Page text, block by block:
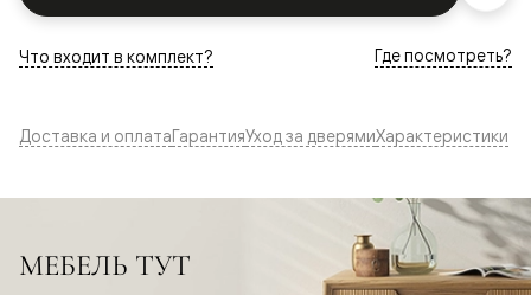
Что входит в комплект? Где посмотреть?
Доставка и оплатаГарантияУход за дверямиХарактеристики
МЕБЕЛЬ ТУТ